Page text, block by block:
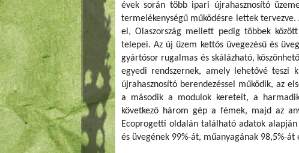
évek során több ipari újrahasznosító
termelékenységű működésre lettek
el, Olaszország mellett pedig többek
telepei. Az új üzem kettős üvegezésű és
gyártósor rugalmas és skálázható,
egyedi rendszernek, amely lehetővé teszi
újrahasznosító berendezéssel működik, az
a második a modulok kereteit, a
következő három gép a fémek, majd az
Ecoprogetti oldalán található adatok
és üvegének 99%-át, műanyagának 98,5%-